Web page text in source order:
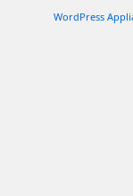
WordPress